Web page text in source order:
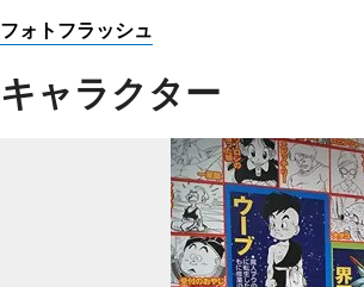
フォトフラッシュ
キャラクター